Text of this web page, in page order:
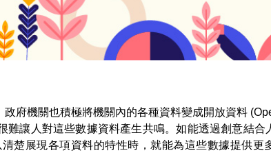
府機關也積極將機關內的各種資料變成開放資料
讓人對這些數據資料產生共鳴。如能透過創意結合
楚展現各項資料的特性時，就能為這些數據提供更